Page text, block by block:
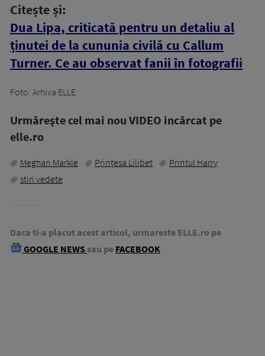
Citește și:
Dua Lipa, criticată pentru un detaliu al
ținutei de la cununia civilă cu Callum
Turner. Ce au observat fanii în fotografii
Foto: Arhiva ELLE
Urmăreşte cel mai nou VIDEO incărcat pe
elle.ro
Meghan Markle Prințesa Lilibet
Printul Harry
stiri vedete
Daca ti-a placut acest articol, urmareste ELLE.ro pe
GOOGLE NEWS sau pe FACEBOOK